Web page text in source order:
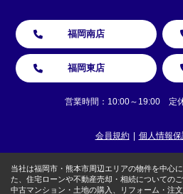
福岡南店
福岡東店
営業時間：10:00～19:00 定休
会員規約 個人情報
当社は福岡市・熊本市周辺エリアの物件を中心
た、住宅ローンや不動産売却・相続についての
中古マンション・土地の購入、リフォーム・注